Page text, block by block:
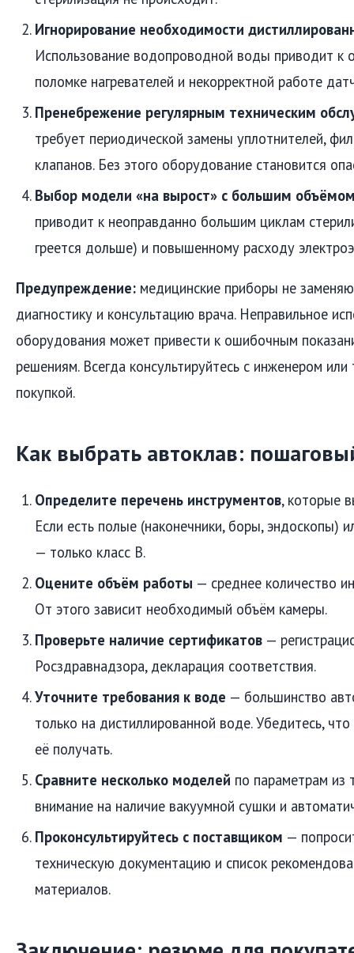
Игнорирование необходимости
Использование водопроводной воды приводит к
поломке нагревателей и некорректной работе
Пренебрежение регулярным техническим
требует периодической замены уплотнителей,
клапанов. Без этого оборудование становится
Выбор модели «на вырост» с большим
приводит к неоправданно большим циклам
греется дольше) и повышенному расходу
Предупреждение: медицинские приборы не
диагностику и консультацию врача. Неправильное
оборудования может привести к ошибочным
решениям. Всегда консультируйтесь с инженером
покупкой.
Как выбрать автоклав:
Определите перечень инструментов, которые
Если есть полые (наконечники, боры, эндоскопы)
— только класс B.
Оцените объём работы — среднее количество
От этого зависит необходимый объём камеры.
Проверьте наличие сертификатов —
Росздравнадзора, декларация соответствия.
Уточните требования к воде — большинство
только на дистиллированной воде. Убедитесь,
её получать.
Сравните несколько моделей по параметрам
внимание на наличие вакуумной сушки и
Проконсультируйтесь с поставщиком —
техническую документацию и список
материалов.